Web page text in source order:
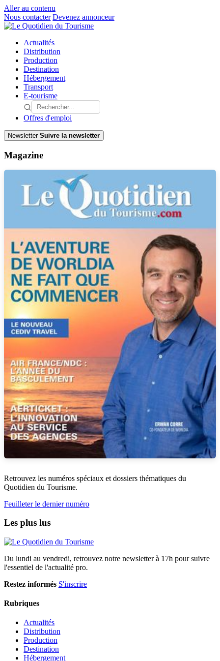
Aller au contenu
Nous contacter Devenez annonceur
Actualités
Distribution
Production
Destination
Hébergement
Transport
E-tourisme
Offres d'emploi
Newsletter Suivre la newsletter
Magazine
Retrouvez les numéros spéciaux et dossiers thématiques du
Quotidien du Tourisme.
Feuilleter le dernier numéro
Les plus lus
Du lundi au vendredi, retrouvez notre newsletter à 17h pour suivre
l'essentiel de l'actualité pro.
Restez informés S'inscrire
Rubriques
Actualités
Distribution
Production
Destination
Hébergement